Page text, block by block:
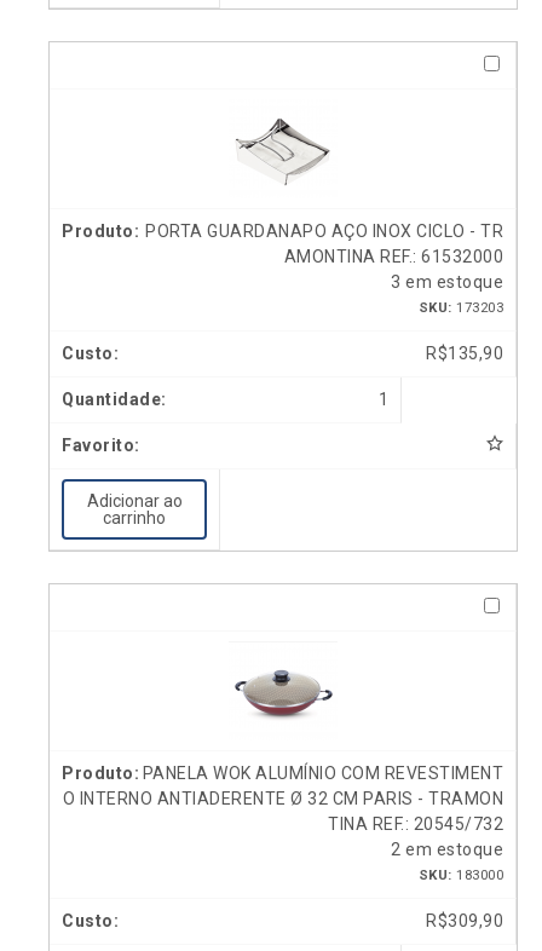
PORTA GUARDANAPO AÇO INOX CICLO - TR
AMONTINA REF.: 61532000
3 em estoque
SKU: 173203
R$135,90
1
Adicionar ao
carrinho
PANELA WOK ALUMÍNIO COM REVESTIMENT
O INTERNO ANTIADERENTE Ø 32 CM PARIS - TRAMON
TINA REF.: 20545/732
2 em estoque
SKU: 183000
R$309,90